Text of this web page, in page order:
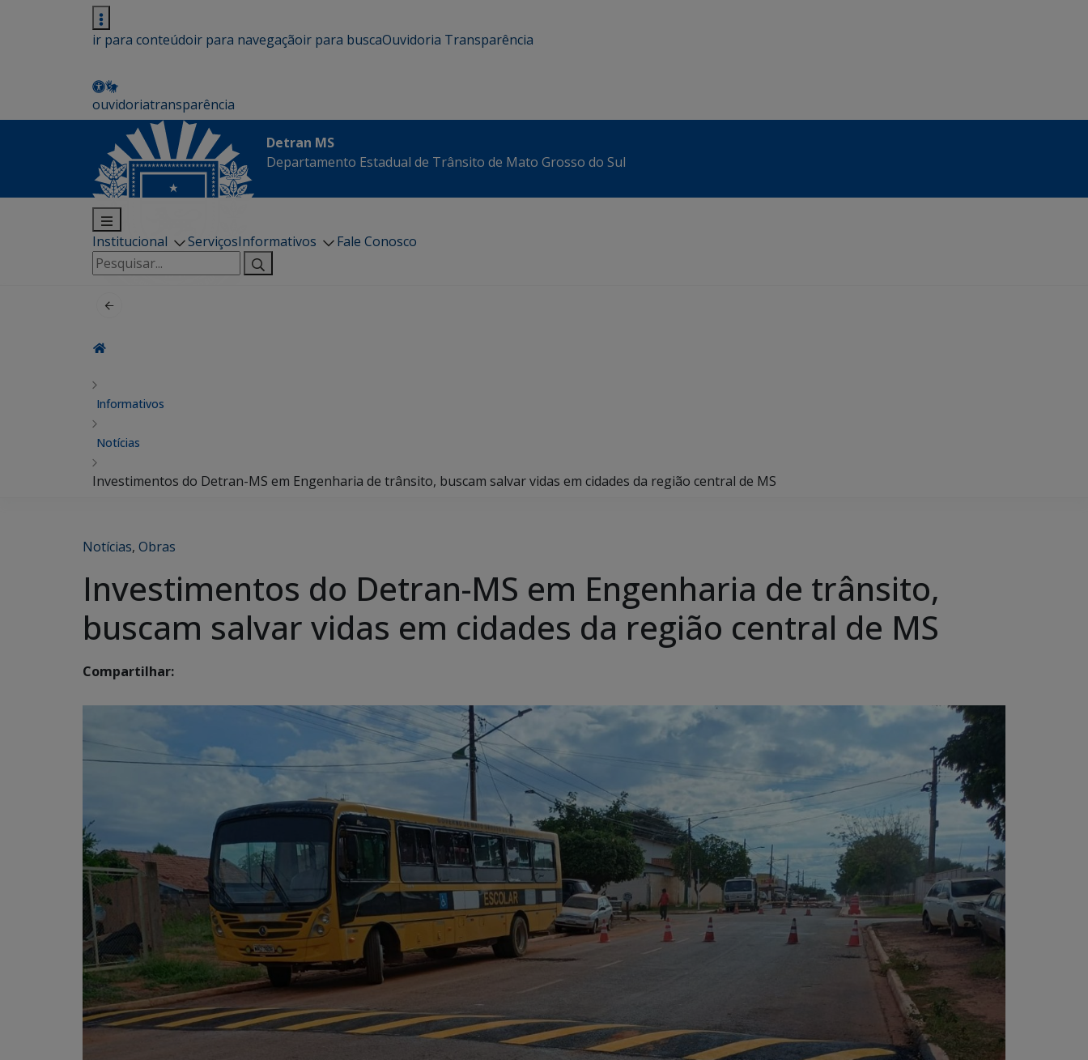
ir para conteúdoir para navegaçãoir para buscaOuvidoria Transparência
ouvidoriatransparência
Detran MS
Departamento Estadual de Trânsito de Mato Grosso do Sul
Institucional ServiçosInformativos
Fale Conosco
Pesquisar
por:
Informativos
Notícias
Investimentos do Detran-MS em Engenharia de trânsito, buscam salvar vidas em cidades da região central de MS
Notícias, Obras
Investimentos do Detran-MS em Engenharia de trânsito,
buscam salvar vidas em cidades da região central de MS
Compartilhar: